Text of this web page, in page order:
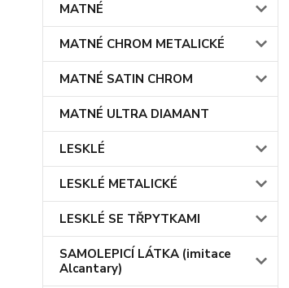
MATNÉ
MATNÉ CHROM METALICKÉ
MATNÉ SATIN CHROM
MATNÉ ULTRA DIAMANT
LESKLÉ
LESKLÉ METALICKÉ
LESKLÉ SE TŘPYTKAMI
SAMOLEPICÍ LÁTKA (imitace
Alcantary)